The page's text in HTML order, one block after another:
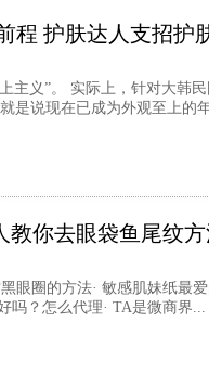
程 护肤达人支招护
主义”。 实际上，针对大韩
是说现在已成为外观至上的
教你去眼袋鱼尾纹
眼圈的方法· 敏感肌妹纸最
吗？怎么代理· TA是微商界...